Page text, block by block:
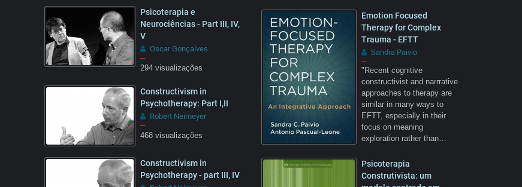
Psicoterapia e
Neurociências - Part III, IV,
V
Oscar Gonçalves
–
294 visualizações
Constructivism in
Psychotherapy: Part I,II
Robert Neimeyer
–
468 visualizações
Constructivism in
Psychotherapy - part III, IV
Emotion Focused
Therapy for Complex
Trauma - EFTT
Sandra Paivio
–
"Recent cognitive
constructivist and narrrative
approaches to therapy are
similar in many ways to
EFTT, especially in their
focus on meaning
exploration rather than…
Psicoterapia
Construtivista: um